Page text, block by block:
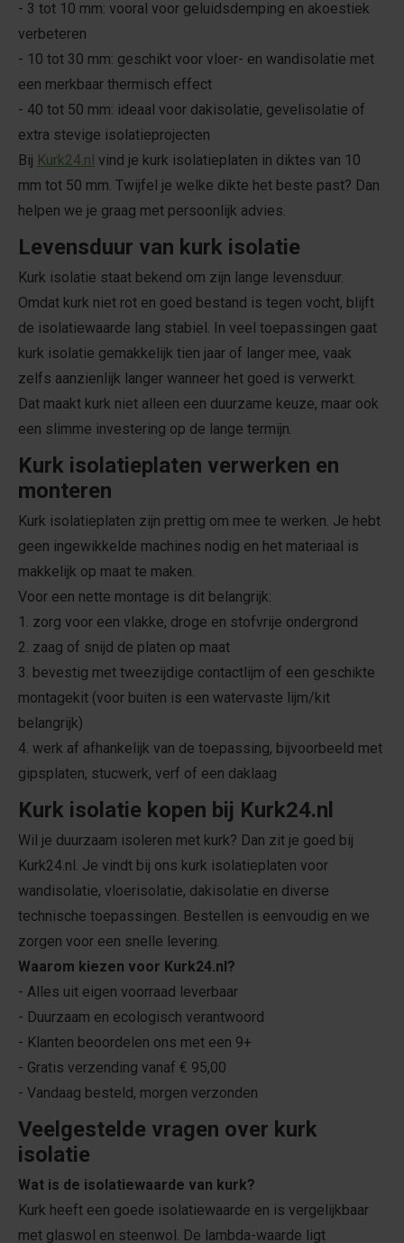
- 3 tot 10 mm: vooral voor geluidsdemping en akoestiek
verbeteren
- 10 tot 30 mm: geschikt voor vloer- en wandisolatie met
een merkbaar thermisch effect
- 40 tot 50 mm: ideaal voor dakisolatie, gevelisolatie of
extra stevige isolatieprojecten
Bij Kurk24.nl vind je kurk isolatieplaten in diktes van 10
mm tot 50 mm. Twijfel je welke dikte het beste past? Dan
helpen we je graag met persoonlijk advies.
Levensduur van kurk isolatie
Kurk isolatie staat bekend om zijn lange levensduur.
Omdat kurk niet rot en goed bestand is tegen vocht, blijft
de isolatiewaarde lang stabiel. In veel toepassingen gaat
kurk isolatie gemakkelijk tien jaar of langer mee, vaak
zelfs aanzienlijk langer wanneer het goed is verwerkt.
Dat maakt kurk niet alleen een duurzame keuze, maar ook
een slimme investering op de lange termijn.
Kurk isolatieplaten verwerken en
monteren
Kurk isolatieplaten zijn prettig om mee te werken. Je hebt
geen ingewikkelde machines nodig en het materiaal is
makkelijk op maat te maken.
Voor een nette montage is dit belangrijk:
1. zorg voor een vlakke, droge en stofvrije ondergrond
2. zaag of snijd de platen op maat
3. bevestig met tweezijdige contactlijm of een geschikte
montagekit (voor buiten is een watervaste lijm/kit
belangrijk)
4. werk af afhankelijk van de toepassing, bijvoorbeeld met
gipsplaten, stucwerk, verf of een daklaag
Kurk isolatie kopen bij Kurk24.nl
Wil je duurzaam isoleren met kurk? Dan zit je goed bij
Kurk24.nl. Je vindt bij ons kurk isolatieplaten voor
wandisolatie, vloerisolatie, dakisolatie en diverse
technische toepassingen. Bestellen is eenvoudig en we
zorgen voor een snelle levering.
Waarom kiezen voor Kurk24.nl?
- Alles uit eigen voorraad leverbaar
- Duurzaam en ecologisch verantwoord
- Klanten beoordelen ons met een 9+
- Gratis verzending vanaf € 95,00
- Vandaag besteld, morgen verzonden
Veelgestelde vragen over kurk
isolatie
Wat is de isolatiewaarde van kurk?
Kurk heeft een goede isolatiewaarde en is vergelijkbaar
met glaswol en steenwol. De lambda-waarde ligt